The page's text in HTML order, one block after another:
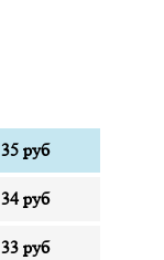
35 руб
34 руб
33 руб